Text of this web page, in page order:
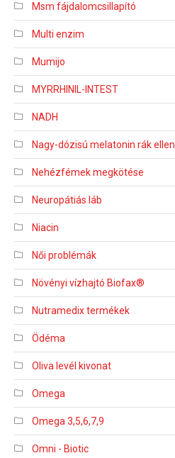
Msm fájdalomcsillapító
Multi enzim
Mumijo
MYRRHINIL-INTEST
NADH
Nagy-dózisú melatonin rák ellen
Nehézfémek megkötése
Neuropátiás láb
Niacin
Női problémák
Növényi vízhajtó Biofax®
Nutramedix termékek
Ödéma
Oliva levél kivonat
Omega
Omega 3,5,6,7,9
Omni - Biotic